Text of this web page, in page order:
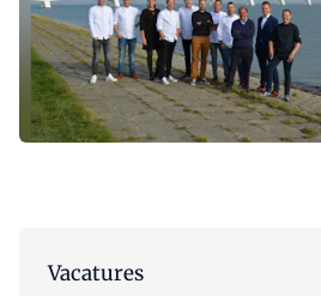
Vacatures